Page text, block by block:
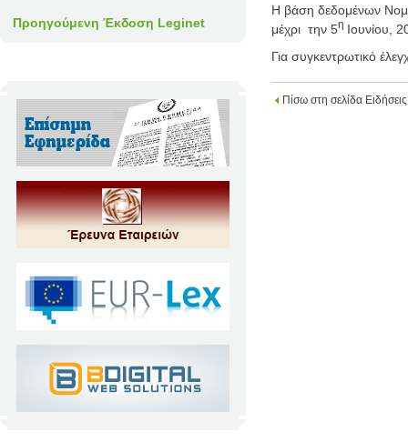
Προηγούμενη Έκδοση Leginet
Η βάση δεδομένων
μέχρι την 5η Ιουνίου ,
Για συγκεντρωτικό
Πίσω στη σελίδα Ειδήσεις